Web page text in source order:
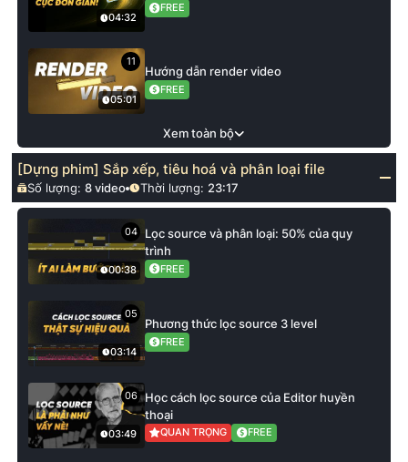
04:32
FREE
11
05:01
Hướng dẫn render video
FREE
Xem toàn bộ
[Dựng phim] Sắp xếp, tiêu hoá và phân loại file
Số lượng:8 video Thời lượng: 23:17
04
00:38
Lọc source và phân loại: 50% của quy
trình
FREE
05
03:14
Phương thức lọc source 3 level
FREE
06
03:49
Học cách lọc source của Editor huyền
thoại
QUAN TRỌNG FREE